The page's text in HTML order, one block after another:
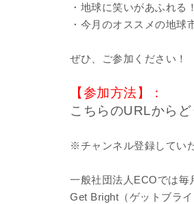
・地球に笑いがあふれる
・今月のオススメの地球
ぜひ、ご参加ください！
【参加方法】：
こちらのURLから
※チャンネル登録してい
一般社団法人ECOでは毎
Get Bright（ゲットブラ